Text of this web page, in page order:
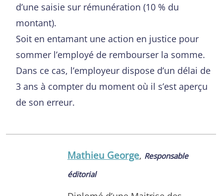
d’une saisie sur rémunération (10 % du
montant).
Soit en entamant une action en justice pour
sommer l’employé de rembourser la somme.
Dans ce cas, l’employeur dispose d’un délai de
3 ans à compter du moment où il s’est aperçu
de son erreur.
Mathieu George, Responsable
éditorial